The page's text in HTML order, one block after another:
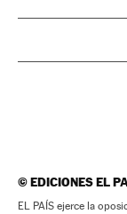
©EDICIONES EL
EL PAÍS ejerce la